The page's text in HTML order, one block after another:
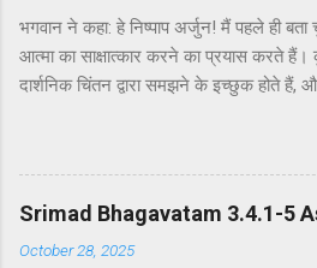
भगवान ने कहा: हे निष्पाप अर्जुन! मैं पहले ही
आत्मा का साक्षात्कार करने का प्रयास करते
दार्शनिक चिंतन द्वारा समझने के इच्छुक होते हैं,
कर्मयोग या बुद्धियोग। इस श्लोक में भगवान
सांख्ययोग, अर्थात् आत्मा और पदार्थ की प्रकृति
लोगों के लिए विषय है जो प्रयोगात्मक ज्ञान और
समझने के इच्छुक हैं। दूसरे वर्ग के लोग
दूसरे अध्याय के इकसठवें श्लोक में बताया गया
Srimad Bhagavatam 3.4.1-5
October 28, 2025